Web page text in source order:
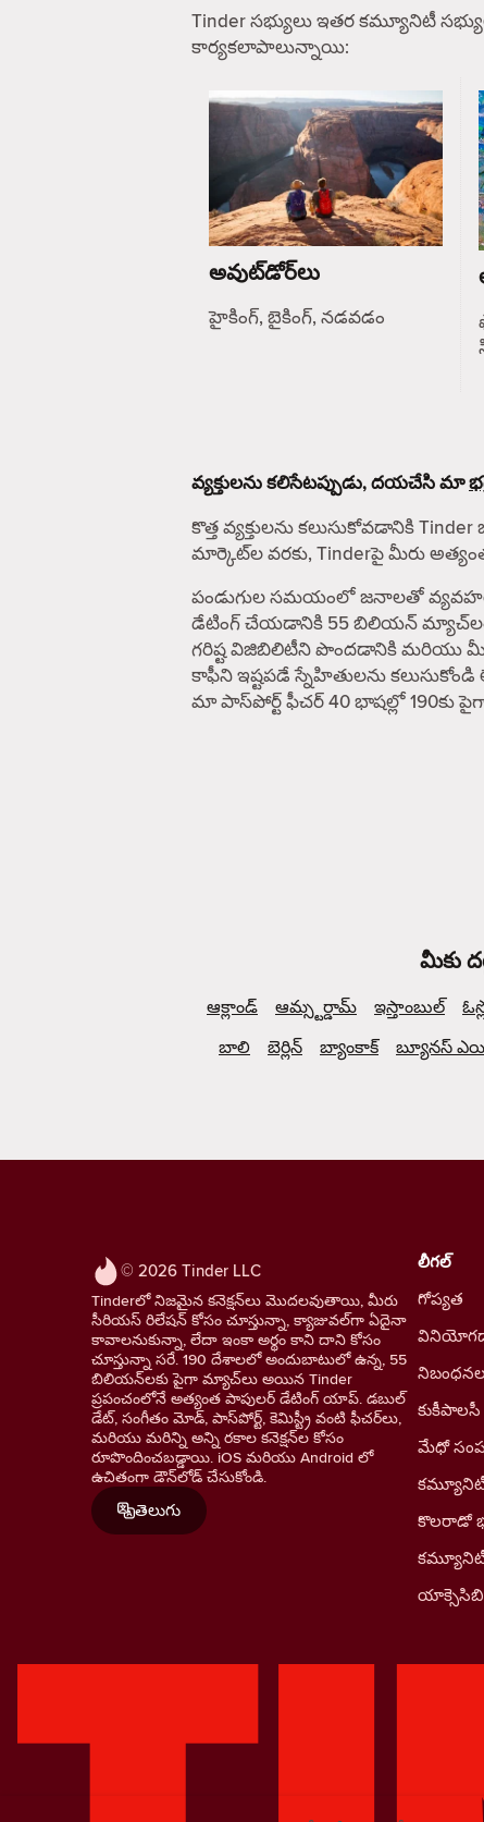
Tinder సభ్యులు ఇతర కమ్యూనిటీ
కార్యకలాపాలున్నాయి:
అవుట్‌డోర్‌లు
హైకింగ్, బైకింగ్, నడవడం
వ్యక్తులను కలిసేటప్పుడు, దయచేసి మా
కొత్త వ్యక్తులను కలుసుకోవడానికి
మార్కెట్‌ల వరకు, Tinderపై మీరు
పండుగుల సమయంలో జనాలతో
డేటింగ్ చేయడానికి 55 బిలియన్ మ్యాచ్‌లతో,
గరిష్ట విజిబిలిటీని పొందడానికి మరియు
కాఫీని ఇష్టపడే స్నేహితులను
మా పాస్‌పోర్ట్ ఫీచర్ 40 భాషల్లో 190కు
మీకు
ఆక్లాండ్ ఆమ్స్టర్డామ్ ఇస్తాంబుల్
బాలి
బెర్లిన్ బ్యాంకాక్ బ్యూనస్
© 2026 Tinder LLC
Tinderలో నిజమైన కనెక్షన్‌లు మొదలవుతాయి, మీరు
సీరియస్ రిలేషన్ కోసం చూస్తున్నా, క్యాజువల్‌గా ఏదైనా
కావాలనుకున్నా, లేదా ఇంకా అర్థం కాని దాని కోసం
చూస్తున్నా సరే. 190 దేశాలలో అందుబాటులో ఉన్న, 55
బిలియన్‌లకు పైగా మ్యాచ్‌లు అయిన Tinder
ప్రపంచంలోనే అత్యంత పాపులర్ డేటింగ్ యాప్. డబుల్
డేట్, సంగీతం మోడ్, పాస్‌పోర్ట్, కెమిస్ట్రీ వంటి ఫీచర్‌లు,
మరియు మరిన్ని అన్ని రకాల కనెక్షన్‌ల కోసం
రూపొందించబడ్డాయి. iOS మరియు Android లో
ఉచితంగా డౌన్‌లోడ్ చేసుకోండి.
తెలుగు
లీగల్
గోప్యత
కుకీపాలసీ
మేధో
కొలరాడో